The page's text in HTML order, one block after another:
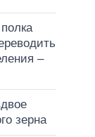
–
зерна